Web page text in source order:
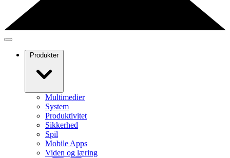
Produkter
Multimedier
System
Produktivitet
Sikkerhed
Spil
Mobile Apps
Viden og læring